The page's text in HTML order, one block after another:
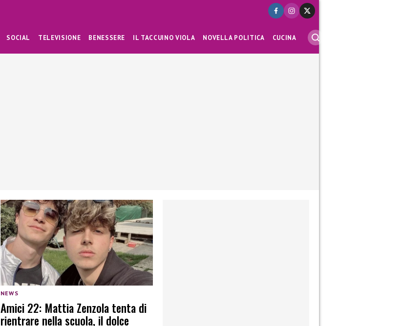
SOCIAL TELEVISIONE BENESSERE IL TACCUINO VIOLA NOVELLA POLITICA CUCINA
NEWS
Amici 22: Mattia Zenzola tenta di
rientrare nella scuola, il dolce